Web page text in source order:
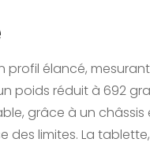
profil élancé,
poids réduit à 692
grâce à un
limites. La